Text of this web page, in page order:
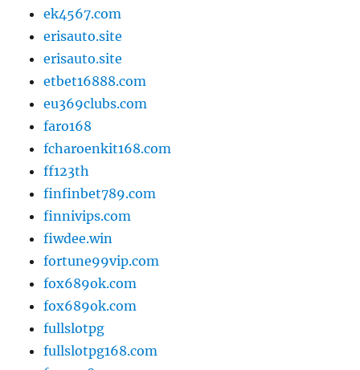
ek4567.com
erisauto.site
erisauto.site
etbet16888.com
eu369clubs.com
faro168
fcharoenkit168.com
ff123th
finfinbet789.com
finnivips.com
fiwdee.win
fortune99vip.com
fox689ok.com
fox689ok.com
fullslotpg
fullslotpg168.com